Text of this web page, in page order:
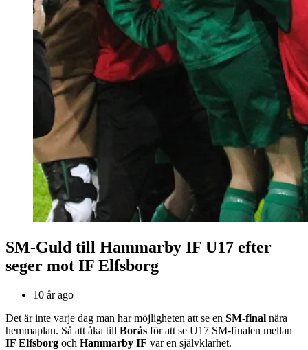
SM-Guld till Hammarby IF U17 efter
seger mot IF Elfsborg
10 år ago
Det är inte varje dag man har möjligheten att se en SM-final nära
hemmaplan. Så att åka till Borås för att se U17 SM-finalen mellan
IF Elfsborg och Hammarby IF var en självklarhet.